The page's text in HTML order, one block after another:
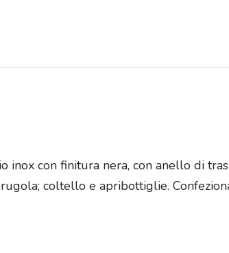
con finitura nera, con anello di
coltello e apribottiglie.